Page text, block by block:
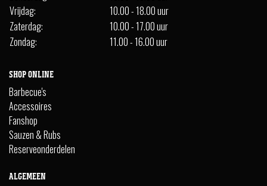
Vrijdag:
10.00 - 18.00 uur
Zaterdag:
10.00 - 17.00 uur
Zondag:
11.00 - 16.00 uur
SHOP ONLINE
Barbecue's
Accessoires
Fanshop
Sauzen & Rubs
Reserveonderdelen
ALGEMEEN